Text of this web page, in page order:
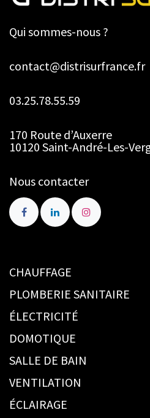
Qui sommes-nous ?
contact@distrisurfrance.fr
03.25.78.55.59
170 Route d’Auxerre
10120 Saint-André-Les-
Nous contacter
CHAUFFAGE
PLOMBERIE SANITAIRE
ÉLECTRICITÉ
DOMOTIQUE
SALLE DE BAIN
VENTILATION
ÉCLAIRAGE